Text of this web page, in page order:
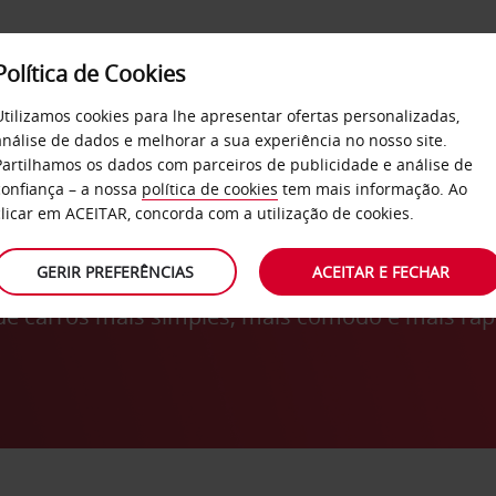
SERVIÇOS EMPRESAS
DE ALUGUER DE
carros mais simples, mais cómodo e mais
de Cookies
cookies para lhe apresentar ofertas personalizadas,
de dados e melhorar a sua experiência no nosso site.
os dados com parceiros de publicidade e análise de
– a nossa política de cookies tem mais informação. Ao
em ACEITAR, concorda com a utilização de cookies.
GERIR PREFERÊNCIAS ACEITAR E FECHAR